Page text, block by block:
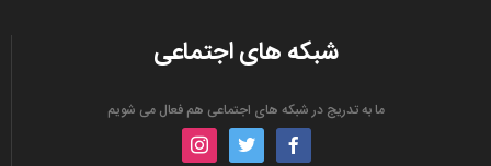
شبکه های اجتماعی
ما به تدریج در شبکه های اجتماعی هم فعال می شویم
facebook
twitter
instagram